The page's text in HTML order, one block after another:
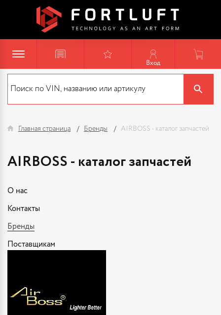
Вход
Главная страница Бренды AIRBOSS - каталог запчастей
AIRBOSS - каталог запчастей
О нас
Контакты
Бренды
Поставщикам